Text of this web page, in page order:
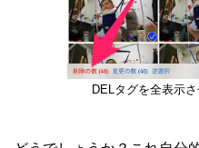
DELタグを全表示